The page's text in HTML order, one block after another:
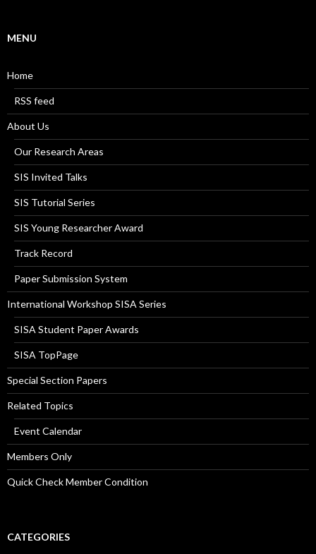
MENU
Home
RSS feed
About Us
Our Research Areas
SIS Invited Talks
SIS Tutorial Series
SIS Young Researcher Award
Track Record
Paper Submission System
International Workshop SISA Series
SISA Student Paper Awards
SISA TopPage
Special Section Papers
Related Topics
Event Calendar
Members Only
Quick Check Member Condition
CATEGORIES